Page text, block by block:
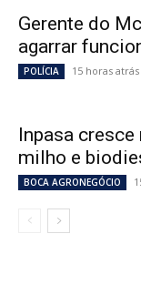
Gerente do
agarrar
POLÍCIA 15 horas atrás
Inpasa
milho e
BOCA AGRONEGÓCIO